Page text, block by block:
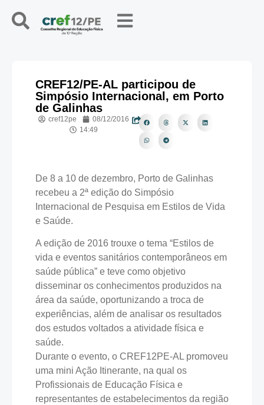
CREF12/PE-AL participou de
Simpósio Internacional, em Porto
de Galinhas
cref12pe
08/12/2016
14:49
De 8 a 10 de dezembro, Porto de Galinhas
recebeu a 2ª edição do Simpósio
Internacional de Pesquisa em Estilos de Vida
e Saúde.
A edição de 2016 trouxe o tema “Estilos de
vida e eventos sanitários contemporâneos em
saúde pública” e teve como objetivo
disseminar os conhecimentos produzidos na
área da saúde, oportunizando a troca de
experiências, além de analisar os resultados
dos estudos voltados a atividade física e
saúde.
Durante o evento, o CREF12PE-AL promoveu
uma mini Ação Itinerante, na qual os
Profissionais de Educação Física e
representantes de estabelecimentos da região